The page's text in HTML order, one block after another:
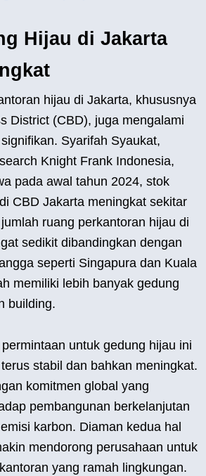
Hijau di Jakarta
hijau di Jakarta, khususnya
District (CBD), juga mengalami
Syarifah Syaukat,
Knight Frank Indonesia,
pada awal tahun 2024, stok
CBD Jakarta meningkat sekitar
ruang perkantoran hijau di
sedikit dibandingkan dengan
seperti Singapura dan Kuala
memiliki lebih banyak gedung
building.
untuk gedung hijau ini
stabil dan bahkan meningkat.
komitmen global yang
pembangunan berkelanjutan
karbon. Diaman kedua hal
mendorong perusahaan untuk
yang ramah lingkungan.